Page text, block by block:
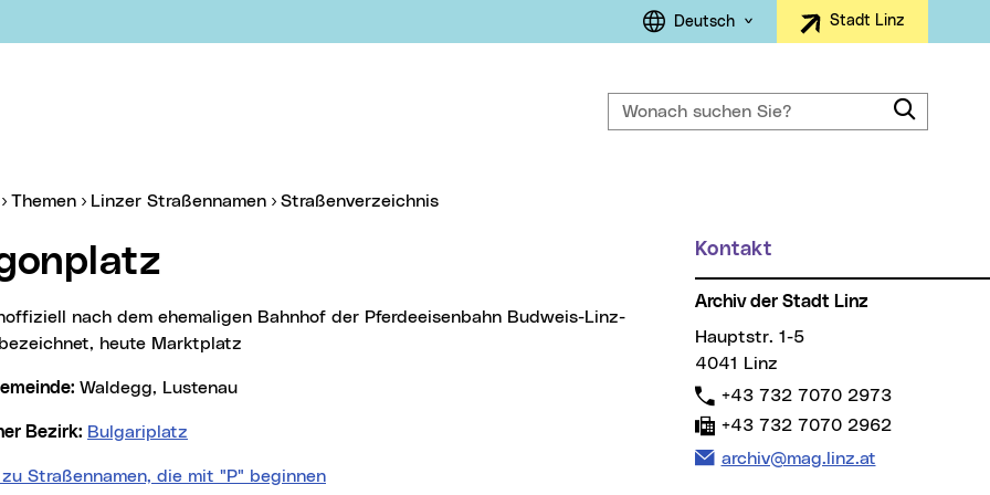
Sprachauswahl
Deutsch Stadt Linz
Wonach suchen Sie?
Themen Linzer Straßennamen Straßenverzeichnis(aktueller Menüpunkt)
heute Marktplatz
Waldegg, Lustenau
Bezirk: Bulgariplatz
Straßennamen, die mit "P" beginnen
Weitere Informationen
Kontakt
Archiv der Stadt Linz
Hauptstr. 1-5
4041 Linz
Telefon:
+43 732 7070 2973
Fax:
+43 732 7070 2962
E-Mail Adresse:
archiv@mag.linz.at